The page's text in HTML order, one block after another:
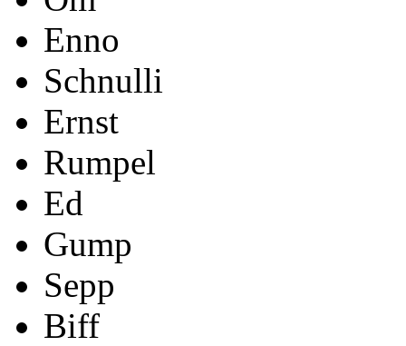
Enno
Schnulli
Ernst
Rumpel
Ed
Gump
Sepp
Biff